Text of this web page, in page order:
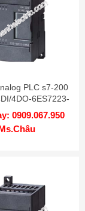
PLC s7-200
4DO-6ES7223-
0XA0
0909.067.950